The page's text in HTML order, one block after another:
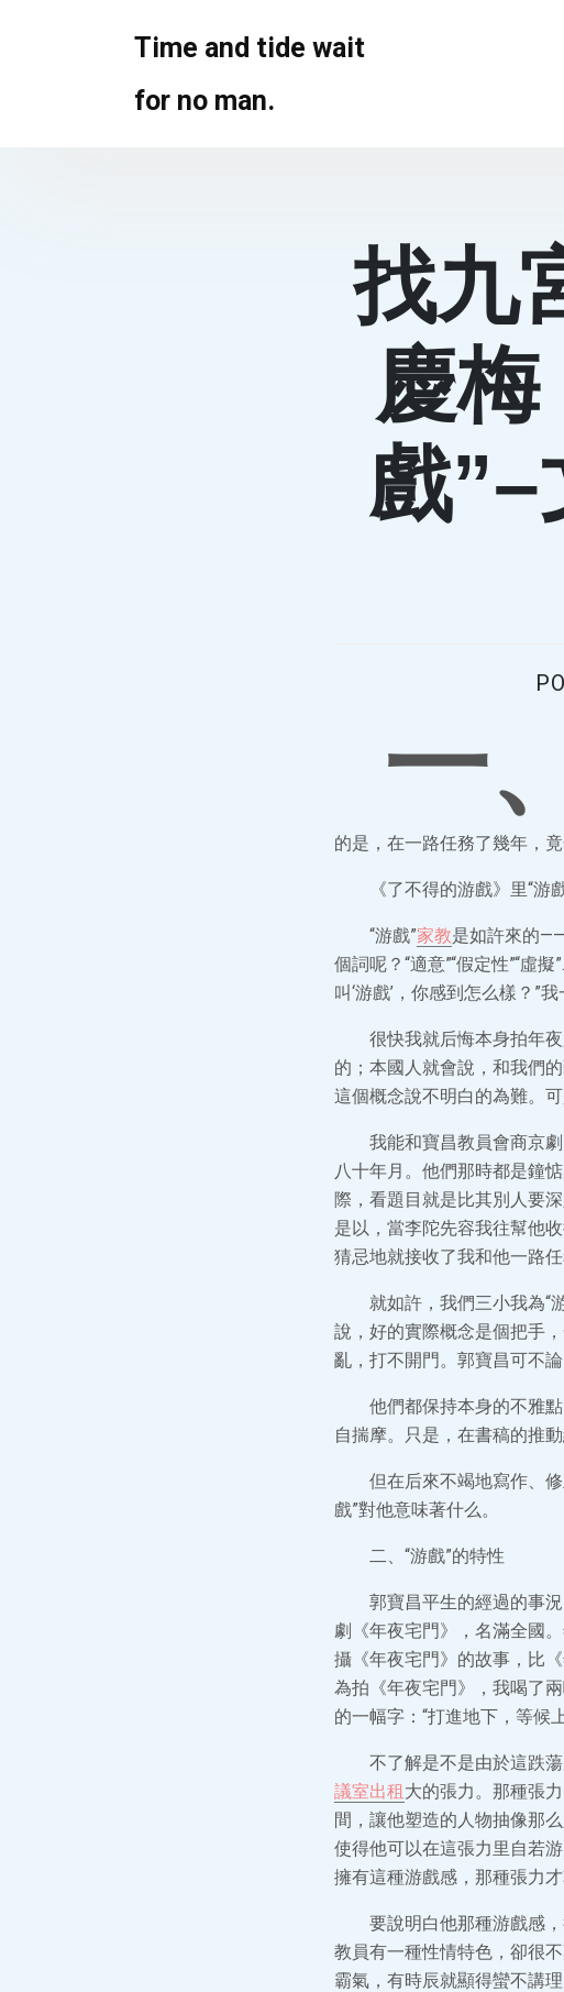
Time and tide wait
for no man.
找九
慶
戲
一
的是，在一路任務了幾年，
《了不得的游戲》里“游
“游戲”家教是如許來的
個詞呢？“適意”“假定性”“虛
叫‘游戲’，你感到怎么樣？”
很快我就后悔本身拍年
的；本國人就會說，和我們
這個概念說不明白的為難。
我能和寶昌教員會商京
八十年月。他們那時都是鐘
際，看題目就是比其別人要
是以，當李陀先容我往幫他
猜忌地就接收了我和他一路任
就如許，我們三小我為“
說，好的實際概念是個把手
亂，打不開門。郭寶昌可不
他們都保持本身的不雅
自揣摩。只是，在書稿的推
但在后來不竭地寫作、
戲”對他意味著什么。
二、“游戲”的特性
郭寶昌平生的經過的事
劇《年夜宅門》，名滿全國
攝《年夜宅門》的故事，比
為拍《年夜宅門》，我喝了
的一幅字：“打進地下，等候
不了解是不是由於這跌
議室出租大的張力。那種張
間，讓他塑造的人物抽像那
使得他可以在這張力里自若
擁有這種游戲感，那種張力才
要說明白他那種游戲感
教員有一種性情特色，卻很
霸氣，有時辰就顯得蠻不講